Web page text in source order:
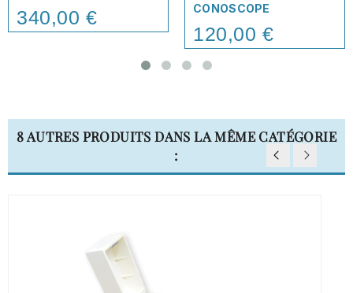
Price
340,00 €
CONOSCOPE
Price
120,00 €
8 AUTRES PRODUITS DANS LA MÊME CATÉGORIE
: